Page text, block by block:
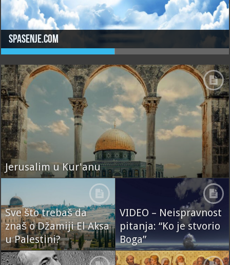
spasenje.com
Jerusalim u Kur'anu
Sve što trebaš da
znaš o Džamiji El Aksa
u Palestini?
VIDEO – Neispravnost
pitanja: “Ko je stvorio
Boga”